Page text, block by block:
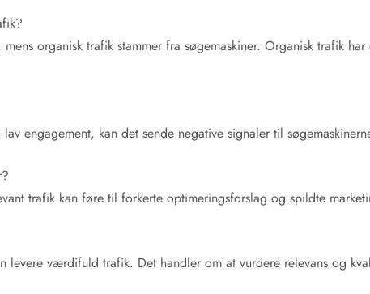
organisk trafik stammer fra søgemaskiner. Organisk trafik
engagement, kan det sende negative signaler til
trafik kan føre til forkerte optimeringsforslag og spildte
levere værdifuld trafik. Det handler om at vurdere relevans og